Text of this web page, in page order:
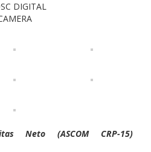
DIGITAL
Neto (ASCOM CRP-15)